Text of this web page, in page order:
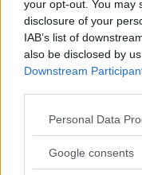
your opt-out. You may
disclosure of your
IAB’s list of
also be disclosed by
Downstream
Please note that this
not limited to your visit
Personal Data
Google consents
säger Paul
Diskutera: Hur
Saab?